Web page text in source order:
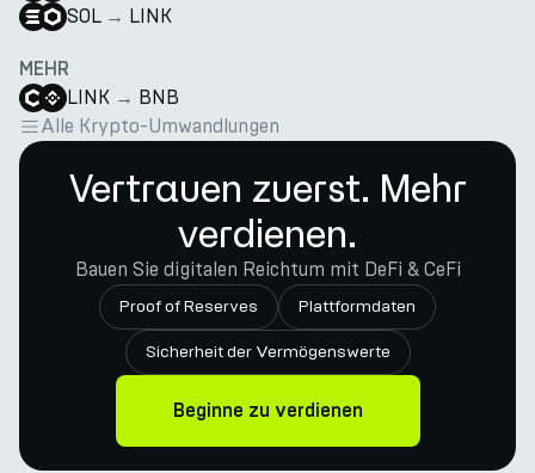
SOL → LINK
MEHR
LINK → BNB
Alle Krypto-Umwandlungen
Vertrauen zuerst. Mehr
verdienen.
Bauen Sie digitalen Reichtum mit DeFi & CeFi
Proof of Reserves Plattformdaten
Sicherheit der Vermögenswerte
Beginne zu verdienen